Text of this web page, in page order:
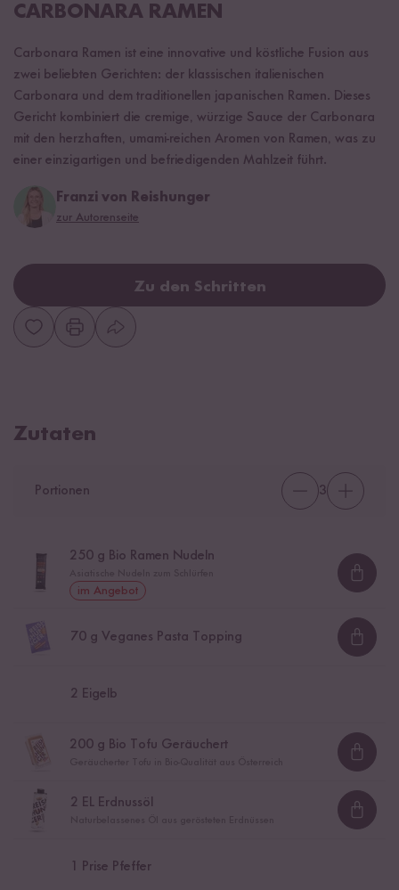
CARBONARA RAMEN
Carbonara Ramen ist eine innovative und köstliche Fusion aus
zwei beliebten Gerichten: der klassischen italienischen
Carbonara und dem traditionellen japanischen Ramen. Dieses
Gericht kombiniert die cremige, würzige Sauce der Carbonara
mit den herzhaften, umami-reichen Aromen von Ramen, was zu
einer einzigartigen und befriedigenden Mahlzeit führt.
Franzi von Reishunger
zur Autorenseite
Zu den Schritten
Zutaten
Portionen 3
250 g Bio Ramen Nudeln
im Angebot
70 g Veganes Pasta Topping
2 Eigelb
200 g Bio Tofu Geräuchert
2 EL Erdnussöl
1 Prise Pfeffer